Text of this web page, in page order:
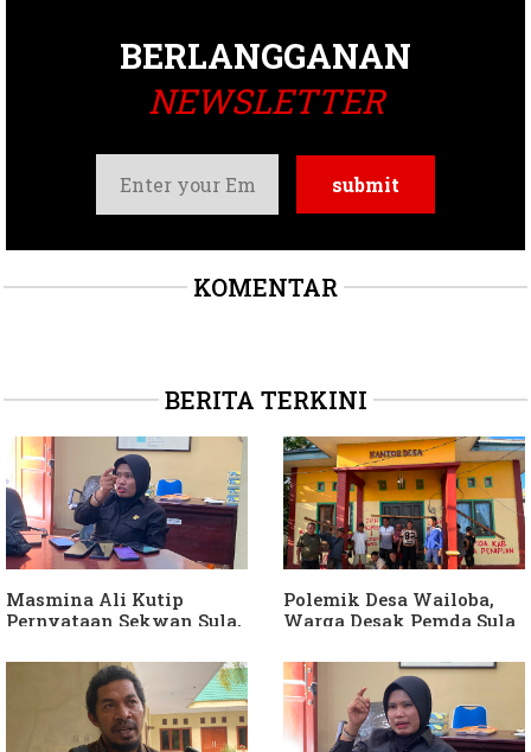
BERLANGGANAN
NEWSLETTER
KOMENTAR
BERITA TERKINI
Masmina Ali Kutip
Pernyataan Sekwan Sula,
Diduga Jadikan
Keponakan "ATM
Berjalan"
Polemik Desa Wailoba,
Warga Desak Pemda Sula
APH Usut Dugaan
Penyimpangan Dana Desa